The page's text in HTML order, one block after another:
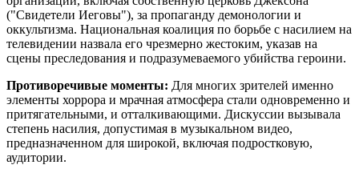
("Свидетели Иеговы"), за пропаганду демонологии и
оккультизма. Национальная коалиция по борьбе с насилием на
телевидении назвала его чрезмерно жестоким, указав на
сцены преследования и подразумеваемого убийства героини.
Противоречивые моменты: Для многих зрителей именно
элементы хоррора и мрачная атмосфера стали одновременно и
притягательными, и отталкивающими. Дискуссии вызывала
степень насилия, допустимая в музыкальном видео,
предназначенном для широкой, включая подростковую,
аудитории.